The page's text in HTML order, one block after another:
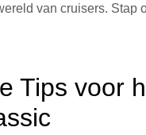
van cruisers. Stap
Tips voor